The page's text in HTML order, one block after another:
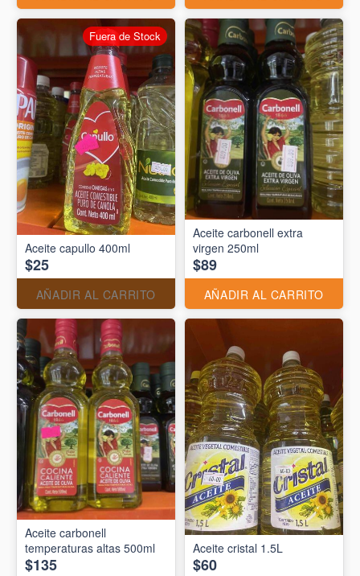
Aceite capullo 400ml
$25
AÑADIR AL CARRITO
Fuera de Stock
Aceite carbonell extra
virgen 250ml
$89
AÑADIR AL CARRITO
Aceite carbonell
temperaturas altas 500ml
$135
Aceite cristal 1.5L
$60